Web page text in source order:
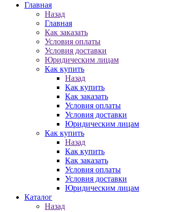
Главная
Назад
Главная
Как заказать
Условия оплаты
Условия доставки
Юридическим лицам
Как купить
Назад
Как купить
Как заказать
Условия оплаты
Условия доставки
Юридическим лицам
Как купить
Назад
Как купить
Как заказать
Условия оплаты
Условия доставки
Юридическим лицам
Каталог
Назад